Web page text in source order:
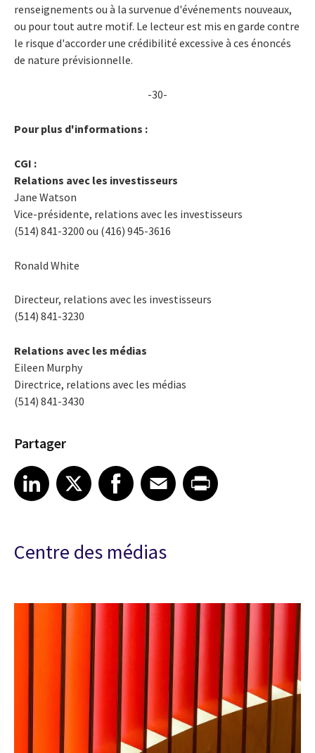
renseignements ou à la survenue d'événements nouveaux,
ou pour tout autre motif. Le lecteur est mis en garde contre
le risque d'accorder une crédibilité excessive à ces énoncés
de nature prévisionnelle.
-30-
Pour plus d'informations :
CGI :
Relations avec les investisseurs
Jane Watson
Vice-présidente, relations avec les investisseurs
(514) 841-3200 ou (416) 945-3616
Ronald White
Directeur, relations avec les investisseurs
(514) 841-3230
Relations avec les médias
Eileen Murphy
Directrice, relations avec les médias
(514) 841-3430
Partager
Share article on LinkedIn
LinkedIn
Share article on XShare article on Facebook
Facebook
Share article on Email
EmailShare article on Print
Centre des médias